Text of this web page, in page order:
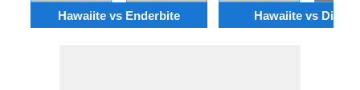
Hawaiite vs Enderbite Hawaiite vs Diabaz